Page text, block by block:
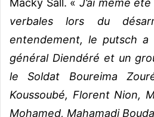
Macky Sall. « J’ai même
verbales lors du
entendement, le putsch
général Diendéré et un
le Soldat Boureima
Koussoubé, Florent Nion,
Mohamed, Mahamadi